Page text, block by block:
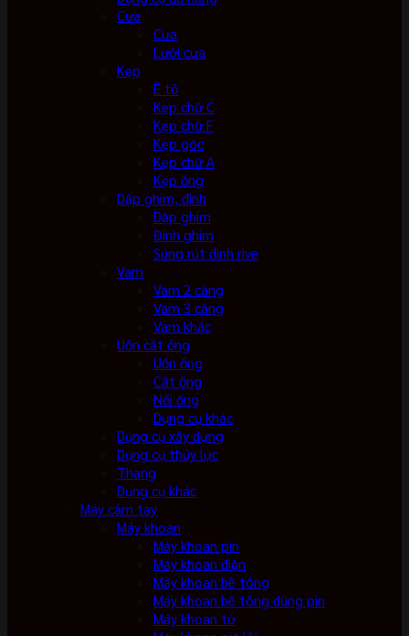
Cưa
Cưa
Lưỡi cưa
Kẹp
Ê tô
Kẹp chữ C
Kẹp chữ F
Kẹp góc
Kẹp chữ A
Kẹp ống
Dập ghim, đinh
Dập ghim
Đinh ghim
Súng rút đinh rive
Vam
Vam 2 càng
Vam 3 càng
Vam khác
Uốn cắt ống
Uốn ống
Cắt ống
Nối ống
Dụng cụ khác
Dụng cụ xây dựng
Dụng cụ thủy lực
Thang
Dụng cụ khác
Máy cầm tay
Máy khoan
Máy khoan pin
Máy khoan điện
Máy khoan bê tông
Máy khoan bê tông dùng pin
Máy khoan từ